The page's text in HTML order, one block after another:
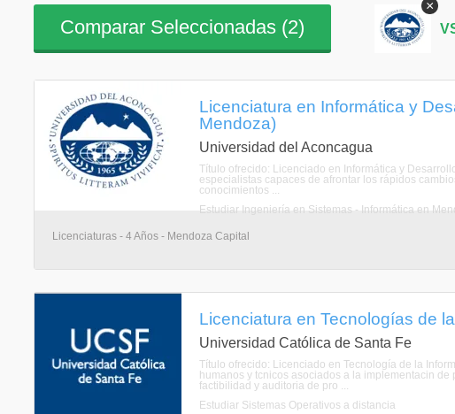
Comparar Seleccionadas (2)
×
Licenciatura en Informática y
Mendoza)
Universidad del Aconcagua
Título ofrecido: Licenciado en Informática y
especialistas capaces de afrontar los rápidos
conocimientos ...
Estudiar Ingeniería en Sistemas - Informática en
Licenciaturas - 4 Años - Mendoza Capital
Licenciatura en Tecnologías de
Universidad Católica de Santa Fe
Título ofrecido: Licenciado en Tecnología de la
humanos y tcnicos asociados a la implementacin
factibilidad y auditoria de pro ...
Estudiar Sistemas Operativos a distancia